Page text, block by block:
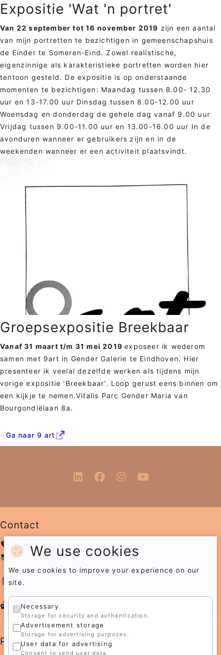
We use cookies
We use cookies to improve your experience on our
site.
Necessary
Storage for security and authentication.
Advertisement storage
Storage for advertising purposes.
User data for advertising
Consent to send user data.
Expositie 'Wat 'n portret'
Van 22 september tot 16 november 2019 zijn een aantal
van mijn portretten te bezichtigen in gemeenschapshuis
de Einder te Someren-Eind. Zowel realistische,
eigenzinnige als karakteristieke portretten worden hier
tentoon gesteld. De expositie is op onderstaande
momenten te bezichtigen: Maandag tussen 8.00- 12.30
uur en 13-17.00 uur Dinsdag tussen 8.00-12.00 uur
Woensdag en donderdag de gehele dag vanaf 9.00 uur
Vrijdag tussen 9.00-11.00 uur en 13.00-16.00 uur In de
avonduren wanneer er gebruikers zijn en in de
weekenden wanneer er een activiteit plaatsvindt.
Groepsexpositie Breekbaar
Vanaf 31 maart t/m 31 mei 2019exposeer ik wederom
samen met 9art in Gender Galerie te Eindhoven. Hier
presenteer ik veelal dezelfde werken als tijdens mijn
vorige expositie 'Breekbaar'. Loop gerust eens binnen om
een kijkje te nemen.Vitalis Parc Gender Maria van
Bourgondiëlaan 8a.
Ga naar 9 art
Contact
+31 6 12 89 06 45
info@irmavangemert.com
Eendracht 53
5711LM Someren
CoC 74833510
Pagina's